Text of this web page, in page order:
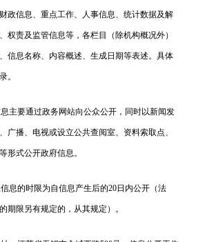
政信息、重点工作、人事信息、统计数据及解
权责及监管信息等，各栏目（除机构概况外）
信息名称、内容概述、生成日期等表述。具体
。
主要通过政务网站向公众公开，同时以新闻发
广播、电视或设立公共查阅室、资料索取点、
形式公开政府信息。
息的时限为自信息产生后的20日内公开（法
期限另有规定的，从其规定）。